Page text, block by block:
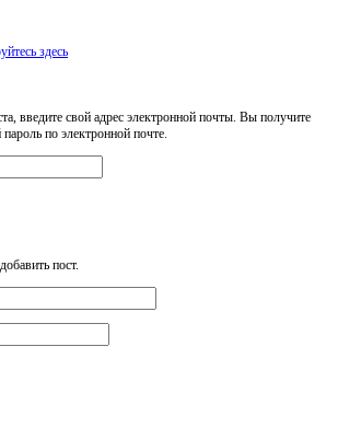
здесь
введите свой адрес электронной почты. Вы получите
по электронной почте.
пост.